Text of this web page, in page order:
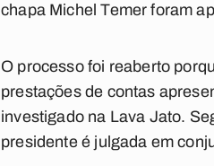
chapa Michel Temer foram
O processo foi reaberto
prestações de contas
investigado na Lava Jato.
presidente é julgada em